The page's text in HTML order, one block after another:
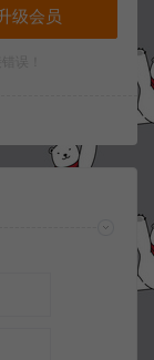
级会员